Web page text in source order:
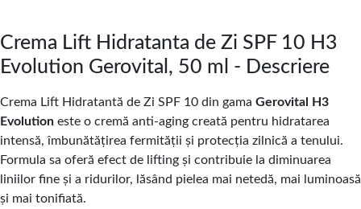
Crema Lift Hidratanta de Zi SPF 10 H3
Evolution Gerovital, 50 ml - Descriere
Crema Lift Hidratantă de Zi SPF 10 din gama Gerovital
H3
Evolution este o cremă anti-aging creată pentru hidratarea
intensă, îmbunătățirea fermității și protecția zilnică a tenului.
Formula sa oferă efect de lifting și contribuie la diminuarea
liniilor fine și a ridurilor, lăsând pielea mai netedă, mai luminoasă
și mai tonifiată.